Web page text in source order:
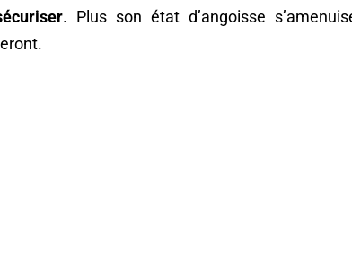
. Plus son état d’angoisse